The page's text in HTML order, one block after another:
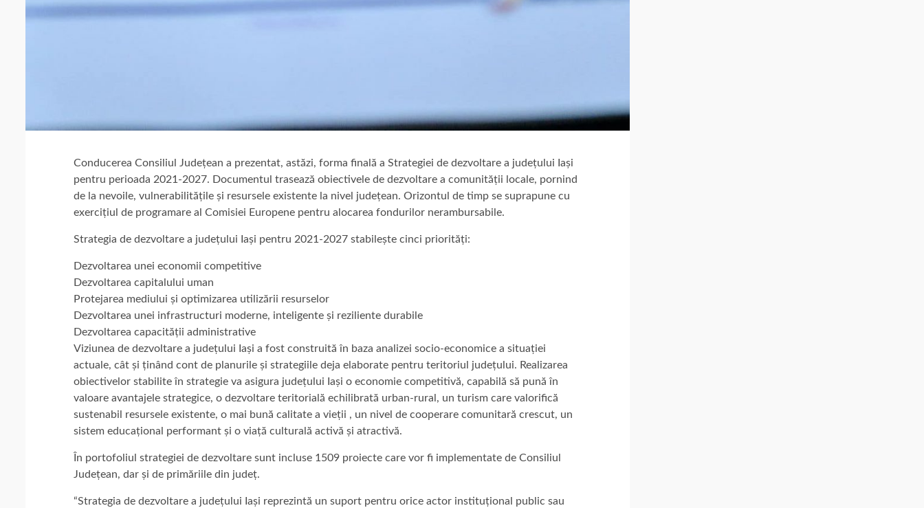
Conducerea Consiliul Județean a prezentat, astăzi, forma finală a Strategiei de dezvoltare a județului Iași
pentru perioada 2021-2027. Documentul trasează obiectivele de dezvoltare a comunității locale, pornind
de la nevoile, vulnerabilitățile și resursele existente la nivel județean. Orizontul de timp se suprapune cu
exercițiul de programare al Comisiei Europene pentru alocarea fondurilor nerambursabile.
Strategia de dezvoltare a județului Iași pentru 2021-2027 stabilește cinci priorități:
Dezvoltarea unei economii competitive
Dezvoltarea capitalului uman
Protejarea mediului și optimizarea utilizării resurselor
Dezvoltarea unei infrastructuri moderne, inteligente și reziliente durabile
Dezvoltarea capacității administrative
Viziunea de dezvoltare a județului Iași a fost construită în baza analizei socio-economice a situației
actuale, cât și ținând cont de planurile și strategiile deja elaborate pentru teritoriul județului. Realizarea
obiectivelor stabilite în strategie va asigura județului Iași o economie competitivă, capabilă să pună în
valoare avantajele strategice, o dezvoltare teritorială echilibrată urban-rural, un turism care valorifică
sustenabil resursele existente, o mai bună calitate a vieții , un nivel de cooperare comunitară crescut, un
sistem educațional performant și o viață culturală activă și atractivă.
În portofoliul strategiei de dezvoltare sunt incluse 1509 proiecte care vor fi implementate de Consiliul
Județean, dar și de primăriile din județ.
“Strategia de dezvoltare a județului Iași reprezintă un suport pentru orice actor instituțional public sau